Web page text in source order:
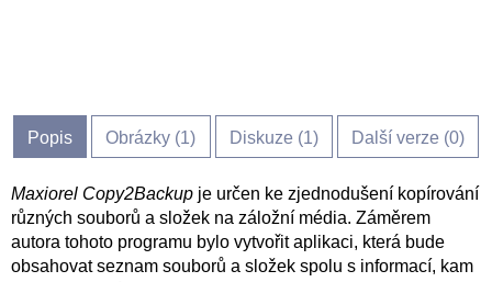
Popis Obrázky (1) Diskuze (1) Další verze (0)
Maxiorel Copy2Backup je určen ke zjednodušení kopírování
různých souborů a složek na záložní média. Záměrem
autora tohoto programu bylo vytvořit aplikaci, která bude
obsahovat seznam souborů a složek spolu s informací, kam